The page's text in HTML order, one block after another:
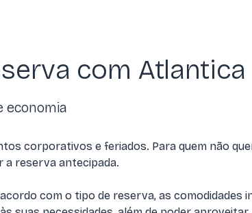
com Atlantica
economia
corporativos e feriados. Para quem não
a reserva antecipada.
com o tipo de reserva, as comodidades